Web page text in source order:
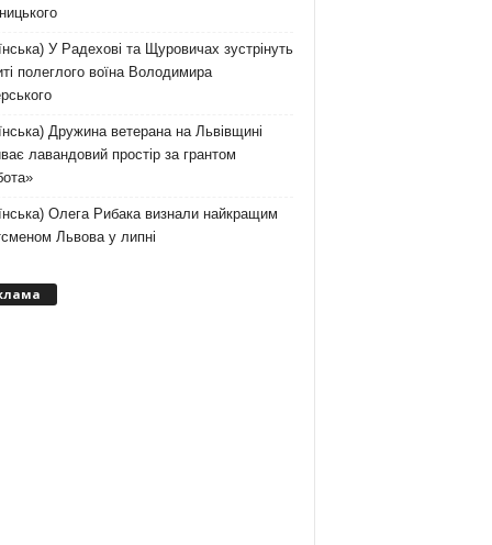
У Радехові та Щуровичах зустрінуть
полеглого воїна Володимира
Дружина ветерана на Львівщині
лавандовий простір за грантом
Олега Рибака визнали найкращим
Львова у липні